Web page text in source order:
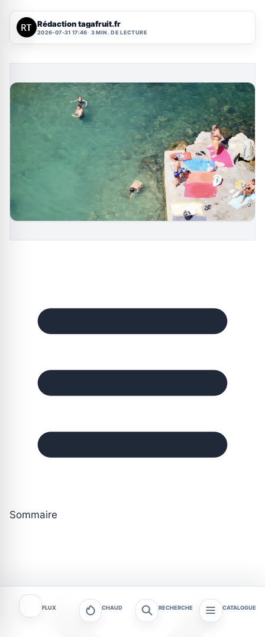
Rédaction tagafruit.fr
2026-07-31 17:46 3 MIN. DE LECTURE
Sommaire
FLUX CHAUD RECHERCHE CATALOGUE